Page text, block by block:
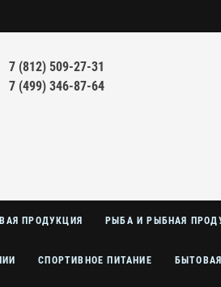
7 (812) 509-27-31
7 (499) 346-87-64
ПРОДУКЦИЯ РЫБА И РЫБНАЯ
СПОРТИВНОЕ ПИТАНИЕ